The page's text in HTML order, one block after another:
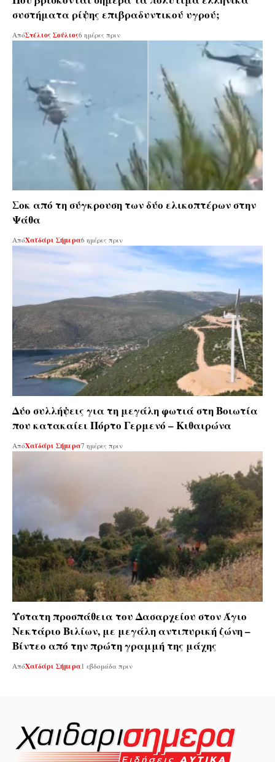
συστήματα ρίψης επιβραδυντικού υγρού;
ΑπόΣτέλιος Σούλιος6 ημέρες πριν
Σοκ από τη σύγκρουση των δύο ελικοπτέρων στην
Ψάθα
ΑπόΧαϊδάρι Σήμερα6 ημέρες πριν
Δύο συλλήψεις για τη μεγάλη φωτιά στη Βοιωτία
που κατακαίει Πόρτο Γερμενό – Κιθαιρώνα
ΑπόΧαϊδάρι Σήμερα7 ημέρες πριν
Ύστατη προσπάθεια του Δασαρχείου στον Άγιο
Νεκτάριο Βιλίων, με μεγάλη αντιπυρική ζώνη –
Βίντεο από την πρώτη γραμμή της μάχης
ΑπόΧαϊδάρι Σήμερα 1 εβδομάδα πριν